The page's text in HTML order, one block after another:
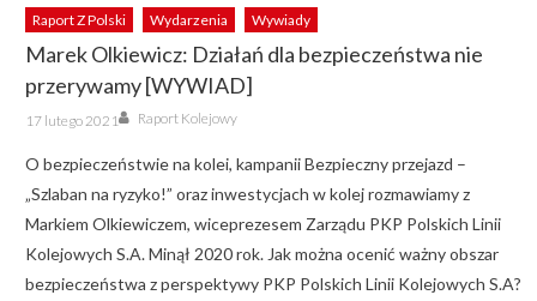
Raport Z Polski Wydarzenia Wywiady
Marek Olkiewicz: Działań dla bezpieczeństwa nie
przerywamy [WYWIAD]
Posted
on
17 lutego 2021 Author
Raport Kolejowy
O bezpieczeństwie na kolei, kampanii Bezpieczny przejazd –
„Szlaban na ryzyko!” oraz inwestycjach w kolej rozmawiamy z
Markiem Olkiewiczem, wiceprezesem Zarządu PKP Polskich Linii
Kolejowych S.A. Minął 2020 rok. Jak można ocenić ważny obszar
bezpieczeństwa z perspektywy PKP Polskich Linii Kolejowych S.A?